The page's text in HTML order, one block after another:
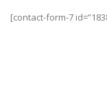
[contact-form-7